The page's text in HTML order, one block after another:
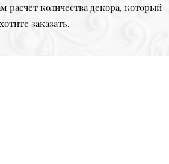
расчет количества декора, который
хотите заказать.